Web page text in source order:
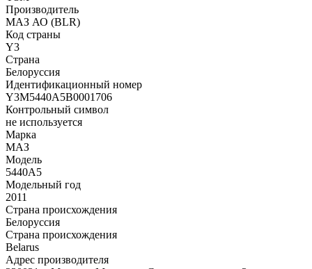
Производитель
МАЗ АО (BLR)
Код страны
Y3
Страна
Белоруссия
Идентификационный номер
Y3M5440A5B0001706
Контрольный символ
не используется
Марка
МАЗ
Модель
5440A5
Модельный год
2011
Страна происхождения
Белоруссия
Страна происхождения
Belarus
Адрес производителя